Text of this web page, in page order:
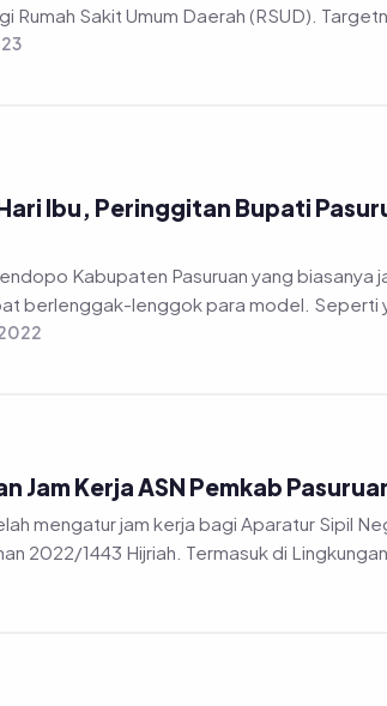
Rumah Sakit Umum Daerah (RSUD).
Ibu, Peringgitan Bupati
Kabupaten Pasuruan yang biasanya
menjadi tempat
Jam Kerja ASN Pemkab
mengatur jam kerja bagi Aparatur Sipil
2022/1443 Hijriah. Termasuk di